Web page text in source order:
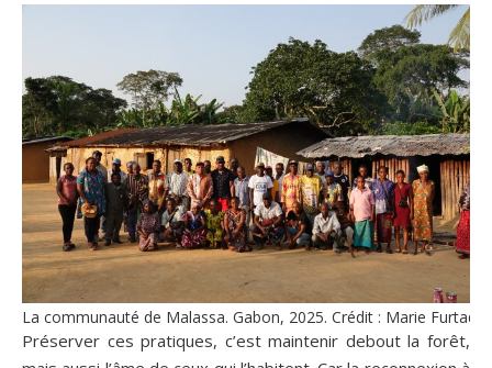
La communauté de Malassa. Gabon, 2025. Crédit : Marie Furtado.
Préserver ces pratiques, c’est maintenir debout la forêt,